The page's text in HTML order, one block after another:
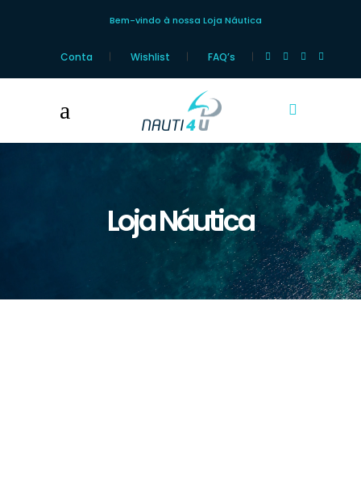
Bem-vindo à nossa Loja Náutica
Conta Wishlist FAQ’s
Loja Náutica